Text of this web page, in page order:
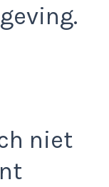
niet